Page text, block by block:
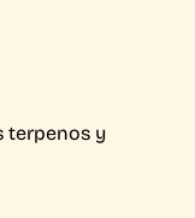
terpenos y